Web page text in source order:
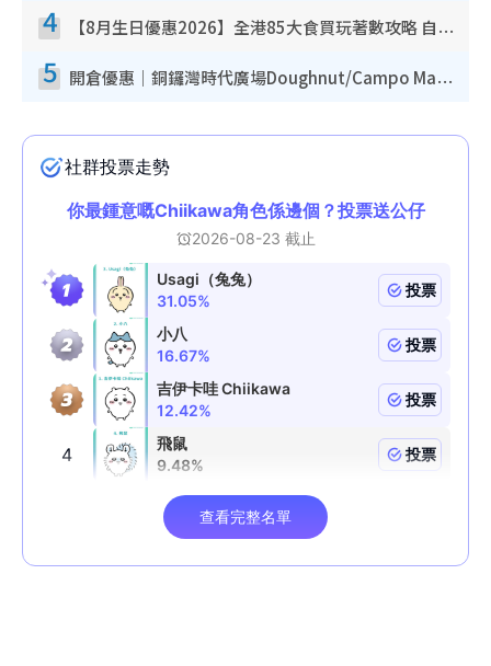
4 【8月生日優惠2026】全港85大食買玩著數攻略 自助餐/火鍋放題同行免費＋誠品/DONKI送現金券
5 開倉優惠｜銅鑼灣時代廣場Doughnut/Campo Marzio開倉低至1折！背囊、書包、手袋劈價$200起